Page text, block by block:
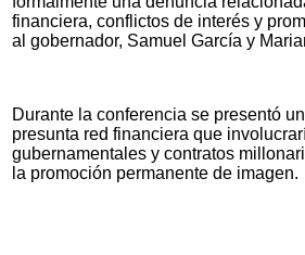
financiera, conflictos de interés y
al gobernador, Samuel García y
Durante la conferencia se presentó
presunta red financiera que
gubernamentales y contratos
la promoción permanente de imagen.